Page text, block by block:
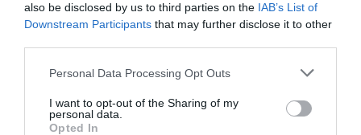
also be disclosed by us to third parties on the IAB’s List of
Downstream Participants that may further disclose it to other
Personal Data Processing Opt Outs
I want to opt-out of the Sharing of my
personal data.
Opted In